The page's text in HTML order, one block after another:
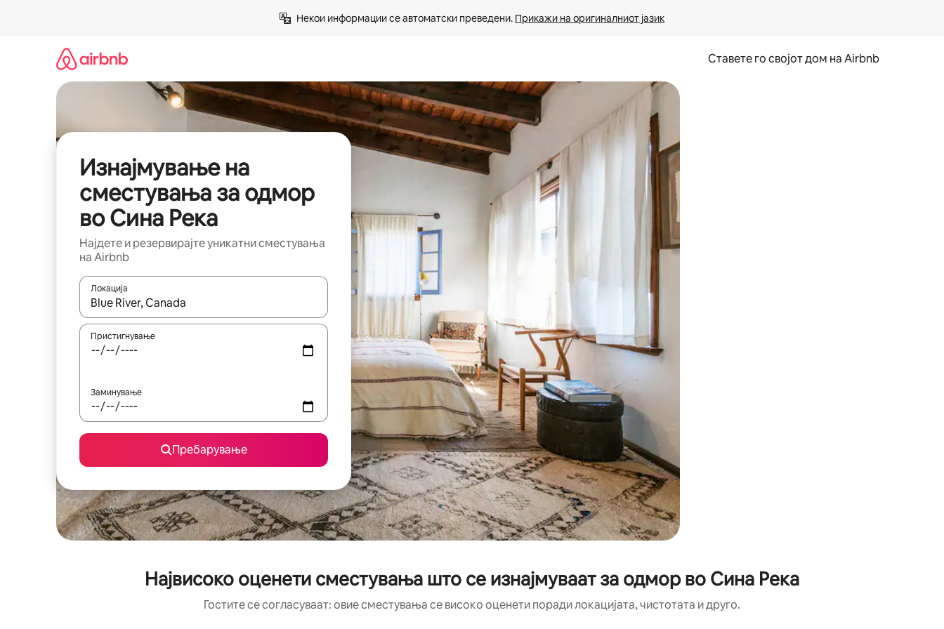
Некои информации се автоматски преведени. Прикажи на оригиналниот јазик
Ставете го својот дом на Airbnb
Изнајмување на
сместувања за одмор
во Сина Река
Најдете и резервирајте уникатни сместувања
на Airbnb
Локација
Кога резултатите се достапни, движете се со копчињата со стрелки нагоре и надолу или истражувајте со допирање или со лизгање.
Пристигнување
Заминување
Пребарување
Највисоко оценети сместувања што се изнајмуваат за одмор во Сина Река
Гостите се согласуваат: овие сместувања се високо оценети поради локацијата, чистотата и друго.